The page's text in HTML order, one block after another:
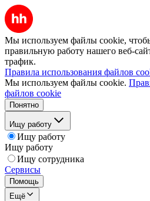
Мы используем файлы cookie,
правильную работу нашего веб-
трафик.
Правила использования файлов
Мы используем файлы cookie.
файлов cookie
Понятно
Ищу работу
Ищу работу
Ищу работу
Ищу сотрудника
Сервисы
Помощь
Ещё